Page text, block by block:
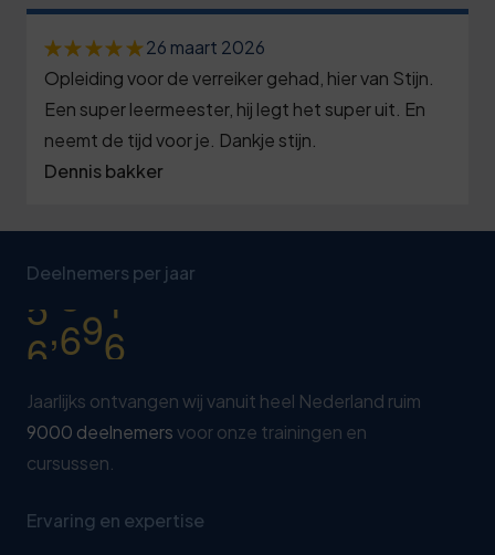
26 maart 2026
Opleiding voor de verreiker gehad, hier van Stijn.
Een super leermeester, hij legt het super uit. En
neemt de tijd voor je. Dankje stijn.
Dennis bakker
Deelnemers per jaar
2
3
4
5
7
8
9,
8
1
4
8
4
7
0
6
6
7
8
8
9
0
0
4
9
4
9
4
0
5
0
Jaarlijks ontvangen wij vanuit heel Nederland ruim
9000 deelnemersvoor onze trainingen en
cursussen.
Ervaring en expertise
0
2
7
8
9
0
2
3
4
6
7
8
0
1
2
3
4
5
6
7
1
6
1
6
1
7
2
7
2
7
2
2